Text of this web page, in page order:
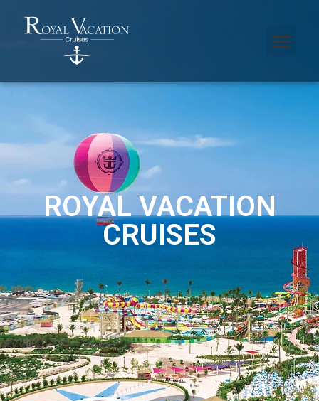
ROYAL VACATION
CRUISES